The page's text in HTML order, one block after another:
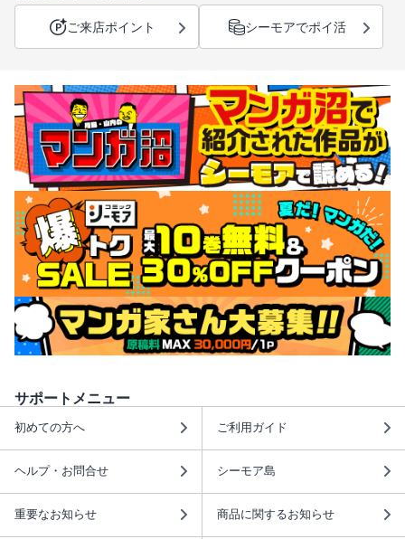
ご来店ポイント シーモアでポイ活
サポートメニュー
初めての方へ ご利用ガイド
ヘルプ・お問合せ シーモア島
重要なお知らせ 商品に関するお知らせ